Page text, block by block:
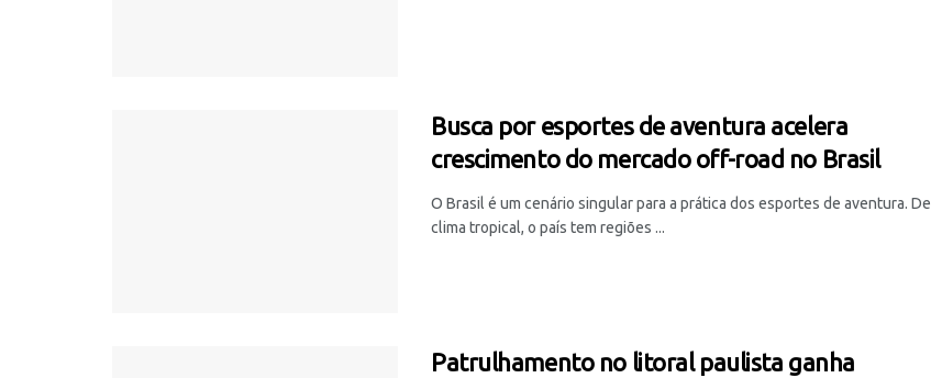
Busca por esportes de aventura acelera
crescimento do mercado off-road no Brasil
O Brasil é um cenário singular para a prática dos esportes de aventura. De
clima tropical, o país tem regiões ...
Patrulhamento no litoral paulista ganha